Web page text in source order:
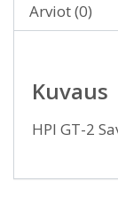
Arviot (0)
Kuvaus
HPI GT-2